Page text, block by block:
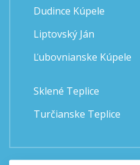
Dudince Kúpele
Liptovský Ján
Ľubovnianske Kúpele
Sklené Teplice
Turčianske Teplice